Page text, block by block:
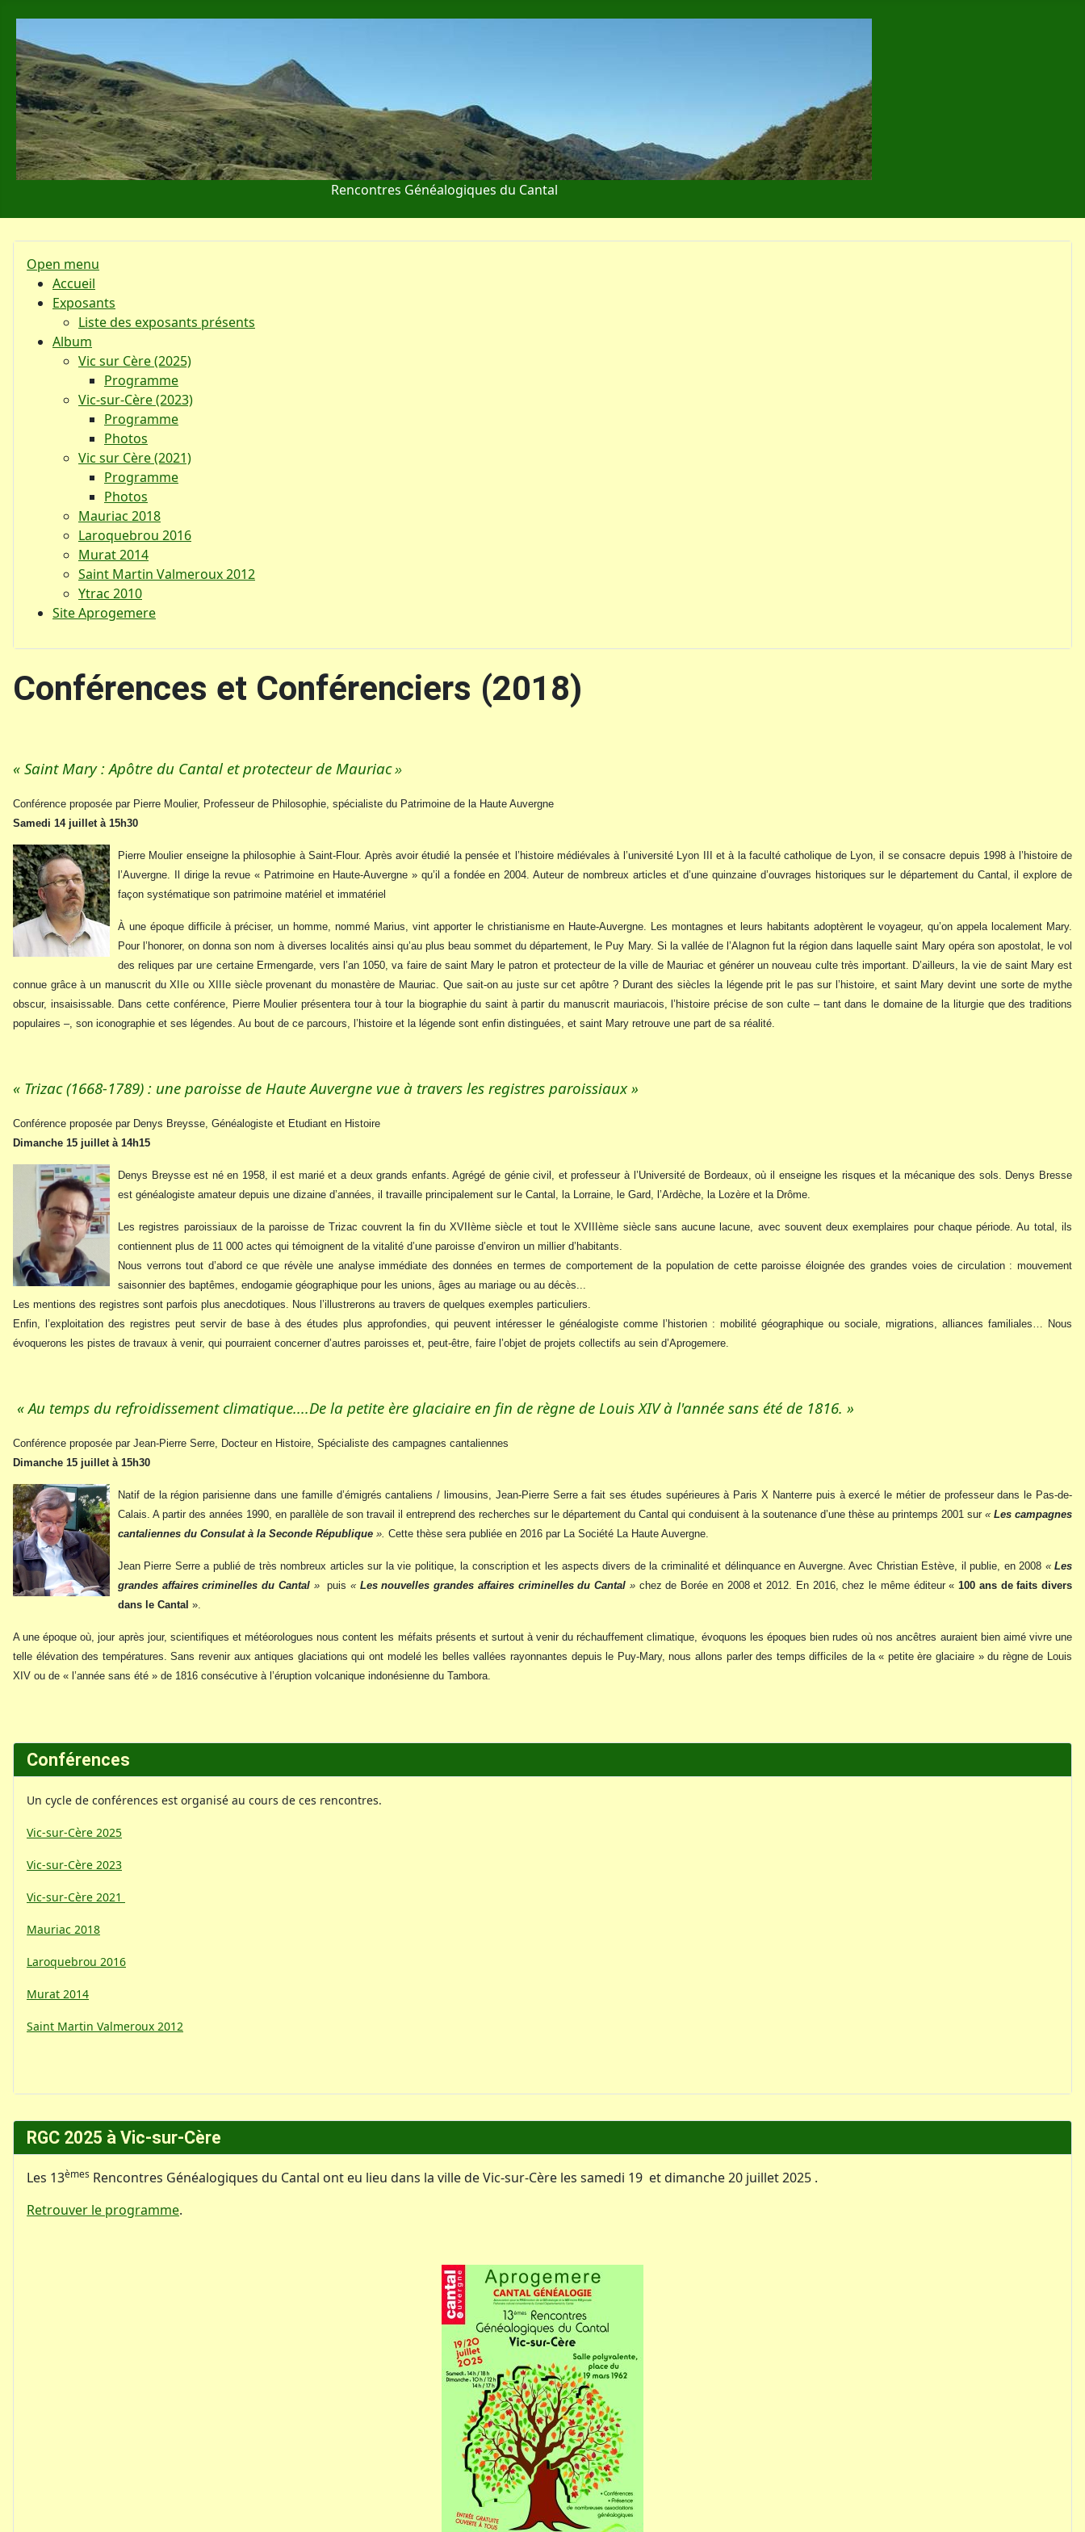
Rencontres Généalogiques du Cantal
Open menu
Accueil
Exposants
Liste des exposants présents
Album
Vic sur Cère (2025)
Programme
Vic-sur-Cère (2023)
Programme
Photos
Vic sur Cère (2021)
Programme
Photos
Mauriac 2018
Laroquebrou 2016
Murat 2014
Saint Martin Valmeroux 2012
Ytrac 2010
Site Aprogemere
RGC 2025 à Vic-sur-Cère
Les 13èmes Rencontres Généalogiques du Cantal ont eu lieu dans la ville de Vic-sur-Cère les samedi 19 et dimanche 20 juillet 2025 .
Retrouver le programme.
Conférences et Conférenciers (2018)
« Saint Mary : Apôtre du Cantal et protecteur de Mauriac»
Conférence proposée par Pierre Moulier, Professeur de Philosophie, spécialiste du Patrimoine de la Haute Auvergne
Samedi 14 juillet à 15h30
Pierre Moulier enseigne la philosophie à Saint-Flour. Après avoir étudié la pensée et l’histoire médiévales à l’université Lyon III et à la faculté catholique de Lyon, il se consacre depuis 1998 à l’histoire de
l’Auvergne. Il dirige la revue « Patrimoine en Haute-Auvergne » qu’il a fondée en 2004. Auteur de nombreux articles et d’une quinzaine d’ouvrages historiques sur le département du Cantal, il explore de
façon systématique son patrimoine matériel et immatériel
À une époque difficile à préciser, un homme, nommé Marius, vint apporter le christianisme en Haute-Auvergne. Les montagnes et leurs habitants adoptèrent le voyageur, qu’on appela localement Mary.
Pour l’honorer, on donna son nom à diverses localités ainsi qu’au plus beau sommet du département, le Puy Mary. Si la vallée de l’Alagnon fut la région dans laquelle saint Mary opéra son apostolat, le vol
des reliques par une certaine Ermengarde, vers l’an 1050, va faire de saint Mary le patron et protecteur de la ville de Mauriac et générer un nouveau culte très important. D’ailleurs, la vie de saint Mary est
connue grâce à un manuscrit du XIIe ou XIIIe siècle provenant du monastère de Mauriac. Que sait-on au juste sur cet apôtre ? Durant des siècles la légende prit le pas sur l’histoire, et saint Mary devint une sorte de mythe
obscur, insaisissable. Dans cette conférence, Pierre Moulier présentera tour à tour la biographie du saint à partir du manuscrit mauriacois, l’histoire précise de son culte – tant dans le domaine de la liturgie que des traditions
populaires –, son iconographie et ses légendes. Au bout de ce parcours, l’histoire et la légende sont enfin distinguées, et saint Mary retrouve une part de sa réalité.
« Trizac (1668-1789) : une paroisse de Haute Auvergne vue à travers les registres paroissiaux »
Conférence proposée par Denys Breysse, Généalogiste et Etudiant en Histoire
Dimanche 15 juillet à 14h15
Denys Breysse est né en 1958, il est marié et a deux grands enfants. Agrégé de génie civil, et professeur à l’Université de Bordeaux, où il enseigne les risques et la mécanique des sols. Denys Bresse
est généalogiste amateur depuis une dizaine d’années, il travaille principalement sur le Cantal, la Lorraine, le Gard, l’Ardèche, la Lozère et la Drôme.
Les registres paroissiaux de la paroisse de Trizac couvrent la fin du XVIIème siècle et tout le XVIIIème siècle sans aucune lacune, avec souvent deux exemplaires pour chaque période. Au total, ils
contiennent plus de 11 000 actes qui témoignent de la vitalité d’une paroisse d’environ un millier d’habitants.
Nous verrons tout d’abord ce que révèle une analyse immédiate des données en termes de comportement de la population de cette paroisse éloignée des grandes voies de circulation : mouvement
saisonnier des baptêmes, endogamie géographique pour les unions, âges au mariage ou au décès...
Les mentions des registres sont parfois plus anecdotiques. Nous l’illustrerons au travers de quelques exemples particuliers.
Enfin, l’exploitation des registres peut servir de base à des études plus approfondies, qui peuvent intéresser le généalogiste comme l’historien : mobilité géographique ou sociale, migrations, alliances familiales… Nous
évoquerons les pistes de travaux à venir, qui pourraient concerner d’autres paroisses et, peut-être, faire l’objet de projets collectifs au sein d’Aprogemere.
« Au temps du refroidissement climatique....De la petite ère glaciaire en fin de règne de Louis XIV à l'année sans été de 1816. »
Conférence proposée par Jean-Pierre Serre, Docteur en Histoire, Spécialiste des campagnes cantaliennes
Dimanche 15 juillet à 15h30
Natif de la région parisienne dans une famille d’émigrés cantaliens / limousins, Jean-Pierre Serre a fait ses études supérieures à Paris X Nanterre puis à exercé le métier de professeur dans le Pas-de-
Calais. A partir des années 1990, en parallèle de son travail il entreprend des recherches sur le département du Cantal qui conduisent à la soutenance d’une thèse au printemps 2001 sur « Les campagnes
cantaliennes du Consulat à la Seconde République ». Cette thèse sera publiée en 2016 par La Société La Haute Auvergne.
Jean Pierre Serre a publié de très nombreux articles sur la vie politique, la conscription et les aspects divers de la criminalité et délinquance en Auvergne. Avec Christian Estève, il publie, en 2008 «Les
grandes affaires criminelles du Cantal » puis « Les nouvelles grandes affaires criminelles du Cantal » chez de Borée en 2008 et 2012. En 2016, chez le même éditeur « 100 ans de faits divers
dans le Cantal ».
A une époque où, jour après jour, scientifiques et météorologues nous content les méfaits présents et surtout à venir du réchauffement climatique, évoquons les époques bien rudes où nos ancêtres auraient bien aimé vivre une
telle élévation des températures. Sans revenir aux antiques glaciations qui ont modelé les belles vallées rayonnantes depuis le Puy-Mary, nous allons parler des temps difficiles de la « petite ère glaciaire » du règne de Louis
XIV ou de « l’année sans été » de 1816 consécutive à l’éruption volcanique indonésienne du Tambora.
Conférences
Un cycle de conférences est organisé au cours de ces rencontres.
Vic-sur-Cère 2025
Vic-sur-Cère 2023
Vic-sur-Cère 2021
Mauriac 2018
Laroquebrou 2016
Murat 2014
Saint Martin Valmeroux 2012